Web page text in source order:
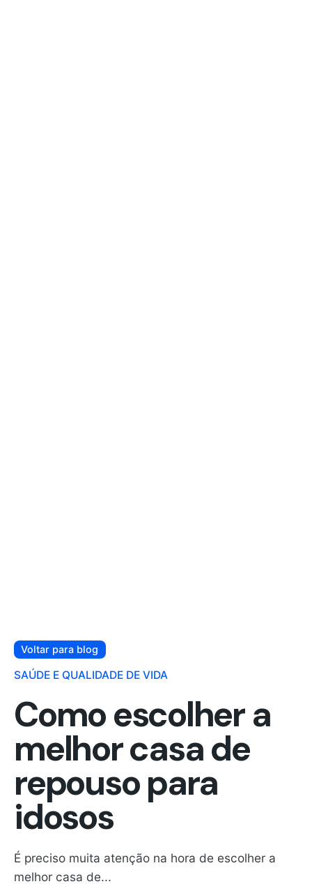
Voltar para blog
SAÚDE E QUALIDADE DE VIDA
Como escolher a
melhor casa de
repouso para
idosos
É preciso muita atenção na hora de escolher a
melhor casa de...